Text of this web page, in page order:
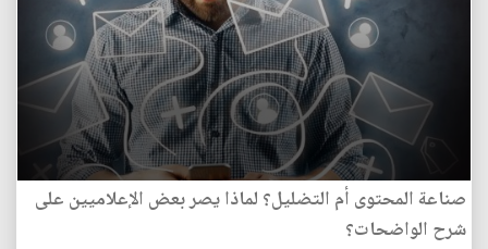
صناعة المحتوى أم التضليل؟ لماذا يصر بعض الإعلاميين على
شرح الواضحات؟